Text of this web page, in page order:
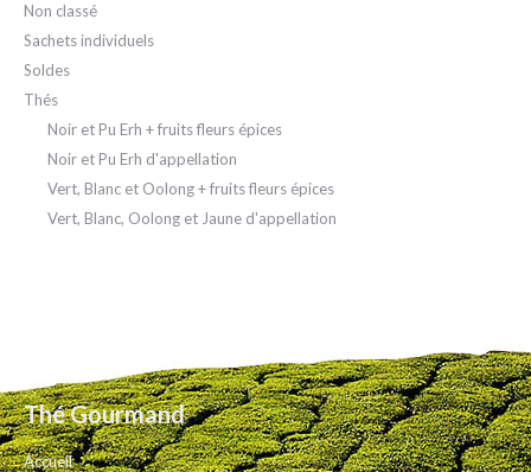
Non classé
Sachets individuels
Soldes
Thés
Noir et Pu Erh + fruits fleurs épices
Noir et Pu Erh d'appellation
Vert, Blanc et Oolong + fruits fleurs épices
Vert, Blanc, Oolong et Jaune d'appellation
Thé Gourmand
Accueil